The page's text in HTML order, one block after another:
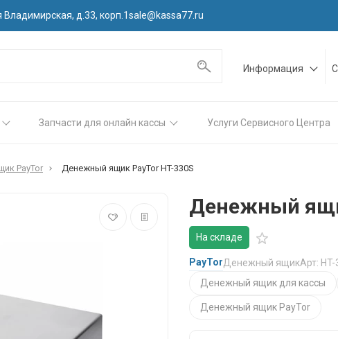
Владимирская, д.33, корп.1sale@kassa77.ru
Информация
Запчасти для онлайн кассы Услуги Сервисного Центра
PayTor Денежный ящик PayTor HT-330S
Денежный
На складе
PayTorДенежный ящикАрт:
Денежный ящик для кассы
Денежный ящик PayTor